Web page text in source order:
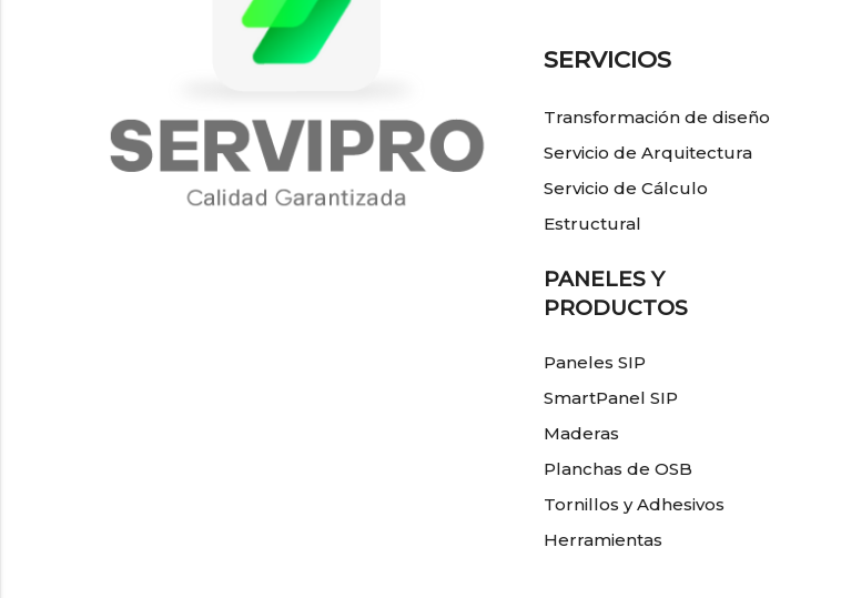
SERVICIOS
Transformación de diseño
Servicio de Arquitectura
Servicio de Cálculo
Estructural
PANELES Y
PRODUCTOS
Paneles SIP
SmartPanel SIP
Maderas
Planchas de OSB
Tornillos y Adhesivos
Herramientas